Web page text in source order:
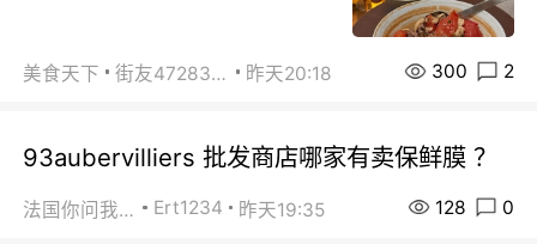
美食天下 街友472838572 昨天20:18 300 2
93aubervilliers 批发商店哪家有卖保鲜膜 ？
法国你问我答 Ert1234 昨天19:35 128 0